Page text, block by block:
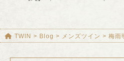
TWIN > Blog > メンズツイン > 梅雨